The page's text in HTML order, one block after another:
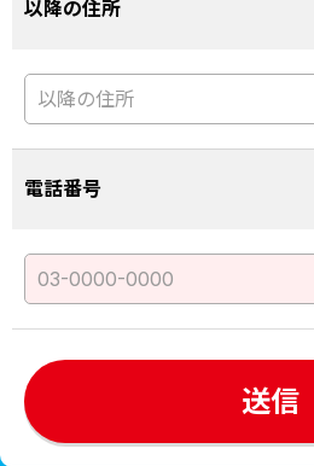
以降の住所
電話番号